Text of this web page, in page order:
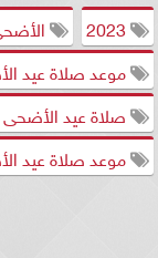
الأضحى
موعد صلاة عيد
صلاة عيد
موعد صلاة عيد